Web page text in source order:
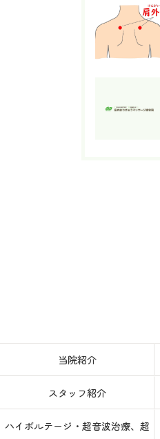
当院紹介
スタッフ紹介
ハイボルテージ・超音波治療、超